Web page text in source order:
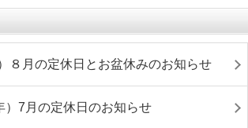
８月の定休日とお盆休みのお知らせ
）7月の定休日のお知らせ